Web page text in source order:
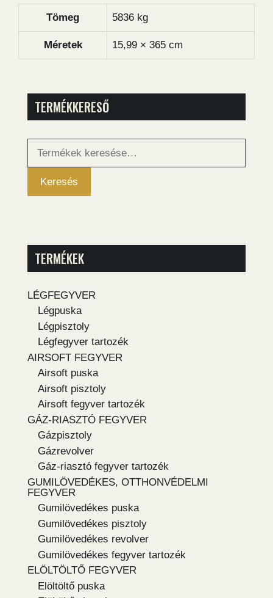
Tömeg 5836 kg
Méretek 15,99 × 365 cm
TERMÉKKERESŐ
Keresés
Keresés
TERMÉKEK
LÉGFEGYVER
Légpuska
Légpisztoly
Légfegyver tartozék
AIRSOFT FEGYVER
Airsoft puska
Airsoft pisztoly
Airsoft fegyver tartozék
GÁZ-RIASZTÓ FEGYVER
Gázpisztoly
Gázrevolver
Gáz-riasztó fegyver tartozék
GUMILÖVEDÉKES, OTTHONVÉDELMI
FEGYVER
Gumilövedékes puska
Gumilövedékes pisztoly
Gumilövedékes revolver
Gumilövedékes fegyver tartozék
ELÖLTÖLTŐ FEGYVER
Elöltöltő puska